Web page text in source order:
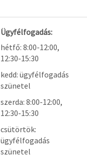
Ügyfélfogadás:
hétfő: 8:00-12:00,
12:30-15:30
kedd: ügyfélfogadás
szünetel
szerda: 8:00-12:00,
12:30-15:30
csütörtök:
ügyfélfogadás
szünetel